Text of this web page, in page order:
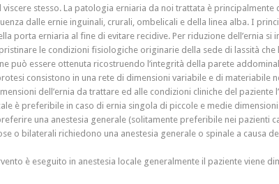
stesso. La patologia erniaria da noi trattata è
dalle ernie inguinali, crurali, ombelicali e della linea alba. I
porta erniaria al fine di evitare recidive. Per riduzione dell’ernia
le condizioni fisiologiche originarie della sede di lassità che
può essere ottenuta ricostruendo l’integrità della parete
consistono in una rete di dimensioni variabile e di
dell’ernia da trattare ed alle condizioni cliniche del
è preferibile in caso di ernia singola di piccole e medie
una anestesia generale (solitamente preferibile nei pazienti
o bilaterali richiedono una anestesia generale o spinale a causa
è eseguito in anestesia locale generalmente il paziente viene